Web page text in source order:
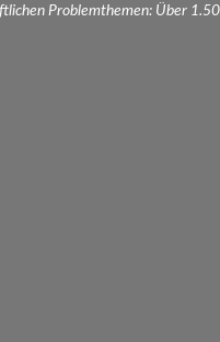
Problemthemen: Über